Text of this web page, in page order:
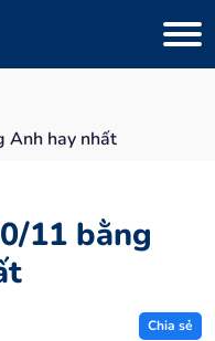
Anh hay nhất
11 bằng
Chia sẻ